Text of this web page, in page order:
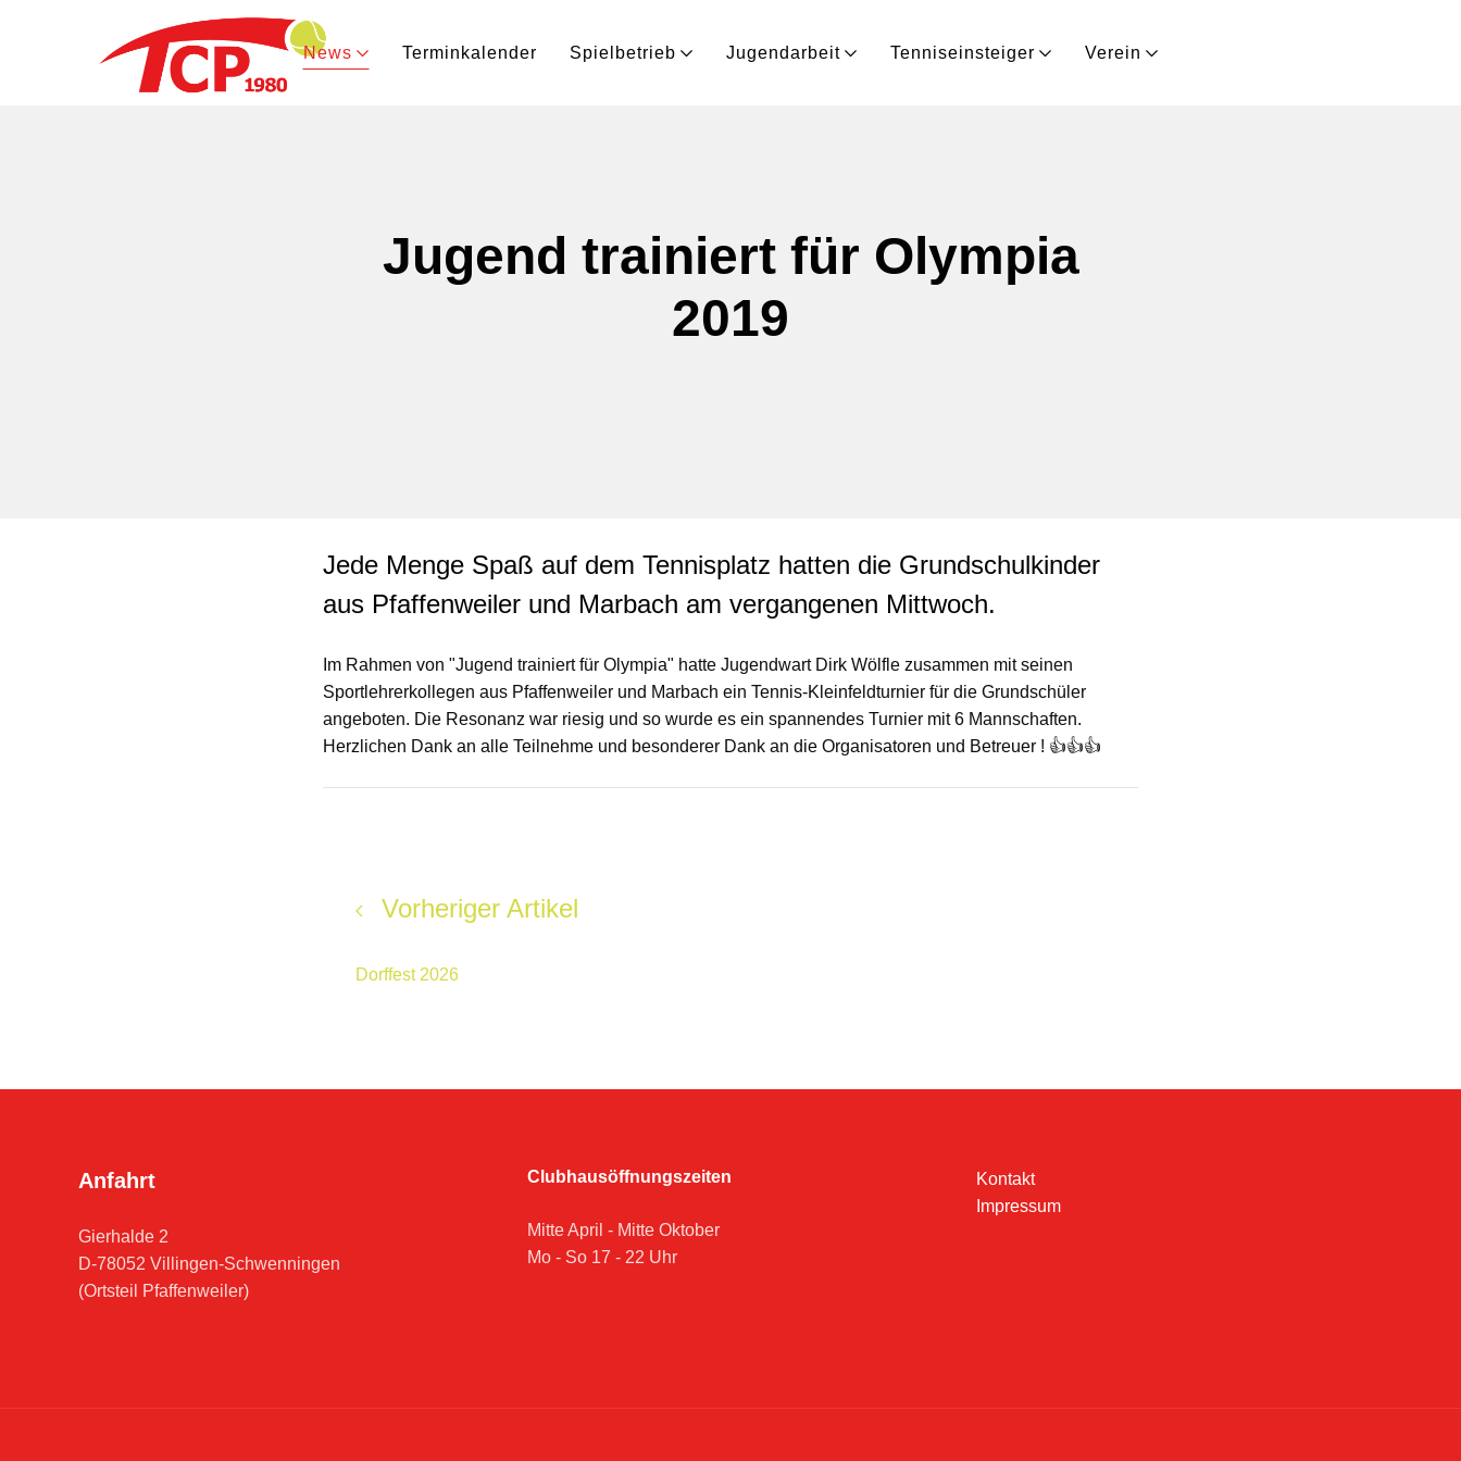
News Terminkalender Spielbetrieb Jugendarbeit Tenniseinsteiger Verein
Jugend trainiert für Olympia
2019
Jede Menge Spaß auf dem Tennisplatz hatten die Grundschulkinder
aus Pfaffenweiler und Marbach am vergangenen Mittwoch.
Im Rahmen von "Jugend trainiert für Olympia" hatte Jugendwart Dirk Wölfle zusammen mit seinen
Sportlehrerkollegen aus Pfaffenweiler und Marbach ein Tennis-Kleinfeldturnier für die Grundschüler
angeboten. Die Resonanz war riesig und so wurde es ein spannendes Turnier mit 6 Mannschaften.
Herzlichen Dank an alle Teilnehme und besonderer Dank an die Organisatoren und Betreuer ! 👍👍👍
Vorheriger Artikel
Dorffest 2026
Anfahrt
Gierhalde 2
D-78052 Villingen-Schwenningen
(Ortsteil Pfaffenweiler)
Clubhausöffnungszeiten
Mitte April - Mitte Oktober
Mo - So 17 - 22 Uhr
Kontakt
Impressum